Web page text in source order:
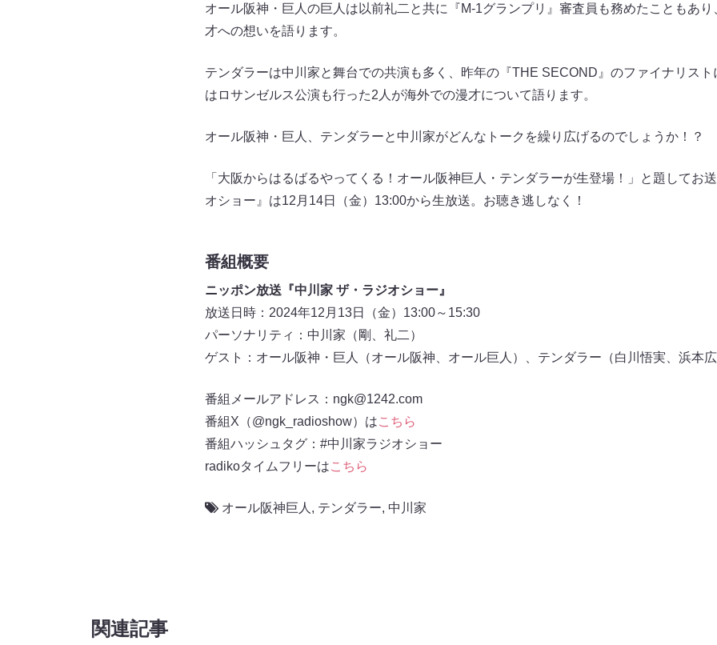
オール阪神・巨人の巨人は以前礼二と共に『M-1グランプリ』審査員も務めたこともあ
才への想いを語ります。
テンダラーは中川家と舞台での共演も多く、昨年の『THE SECOND』のファイナリス
はロサンゼルス公演も行った2人が海外での漫才について語ります。
オール阪神・巨人、テンダラーと中川家がどんなトークを繰り広げるのでしょうか！？
「大阪からはるばるやってくる！オール阪神巨人・テンダラーが生登場！」と題してお
オショー』は12月14日（金）13:00から生放送。お聴き逃しなく！
番組概要
ニッポン放送『中川家 ザ・ラジオショー』
放送日時：2024年12月13日（金）13:00～15:30
パーソナリティ：中川家（剛、礼二）
ゲスト：オール阪神・巨人（オール阪神、オール巨人）、テンダラー（白川悟実、浜本
番組メールアドレス：ngk@1242.com
番組X（@ngk_radioshow）はこちら
番組ハッシュタグ：#中川家ラジオショー
radikoタイムフリーはこちら
オール阪神巨⼈ , テンダラー, 中川家
関連記事